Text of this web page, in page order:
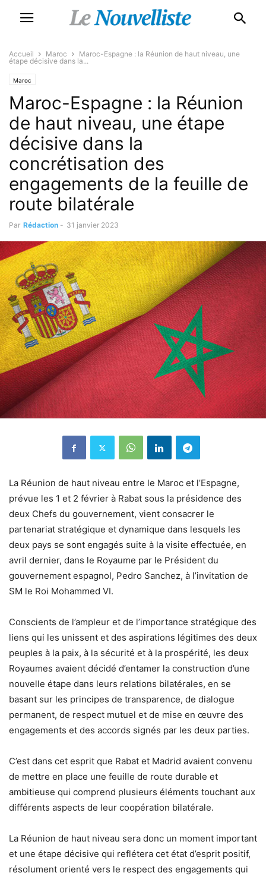
Accueil Maroc
Maroc-Espagne : la Réunion de haut niveau, une
étape décisive dans la...
Maroc
Maroc-Espagne : la Réunion
de haut niveau, une étape
décisive dans la
concrétisation des
engagements de la feuille de
route bilatérale
Par Rédaction - 31 janvier 2023
La Réunion de haut niveau entre le Maroc et l’Espagne,
prévue les 1 et 2 février à Rabat sous la présidence des
deux Chefs du gouvernement, vient consacrer le
partenariat stratégique et dynamique dans lesquels les
deux pays se sont engagés suite à la visite effectuée, en
avril dernier, dans le Royaume par le Président du
gouvernement espagnol, Pedro Sanchez, à l’invitation de
SM le Roi Mohammed VI.
Conscients de l’ampleur et de l’importance stratégique des
liens qui les unissent et des aspirations légitimes des deux
peuples à la paix, à la sécurité et à la prospérité, les deux
Royaumes avaient décidé d’entamer la construction d’une
nouvelle étape dans leurs relations bilatérales, en se
basant sur les principes de transparence, de dialogue
permanent, de respect mutuel et de mise en œuvre des
engagements et des accords signés par les deux parties.
C’est dans cet esprit que Rabat et Madrid avaient convenu
de mettre en place une feuille de route durable et
ambitieuse qui comprend plusieurs éléments touchant aux
différents aspects de leur coopération bilatérale.
La Réunion de haut niveau sera donc un moment important
et une étape décisive qui reflétera cet état d’esprit positif,
résolument orienté vers le respect des engagements qui